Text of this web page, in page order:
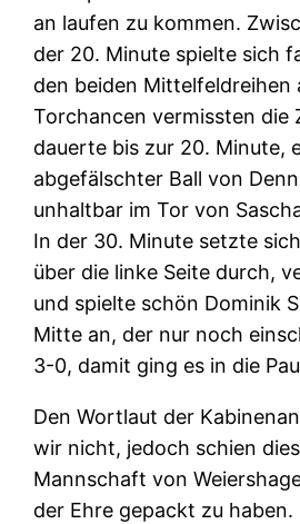
an laufen zu kommen.
der 20. Minute spielte sich
den beiden Mittelfeldreihen
Torchancen vermissten die
dauerte bis zur 20. Minute,
abgefälschter Ball von
unhaltbar im Tor von
In der 30. Minute setzte
über die linke Seite durch,
und spielte schön Dominik
Mitte an, der nur noch
3-0, damit ging es in die
Den Wortlaut der
wir nicht, jedoch schien
Mannschaft von
der Ehre gepackt zu